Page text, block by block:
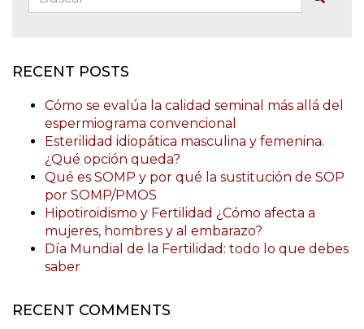
RECENT POSTS
Cómo se evalúa la calidad seminal más allá del
espermiograma convencional
Esterilidad idiopática masculina y femenina.
¿Qué opción queda?
Qué es SOMP y por qué la sustitución de SOP
por SOMP/PMOS
Hipotiroidismo y Fertilidad ¿Cómo afecta a
mujeres, hombres y al embarazo?
Día Mundial de la Fertilidad: todo lo que debes
saber
RECENT COMMENTS